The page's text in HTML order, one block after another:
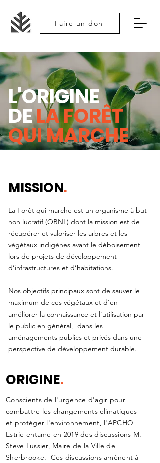
Faire un don
L'ORIGINE
DELA FORÊT
QUI MARCHE
MISSION.
La Forêt qui marche est un organisme à but
non lucratif (OBNL) dont la mission est de
récupérer et valoriser les arbres et les
végétaux indigènes avant le déboisement
lors de projets de développement
d’infrastructures et d’habitations.
Nos objectifs principaux sont de sauver le
maximum de ces végétaux et d’en
améliorer la connaissance et l’utilisation par
le public en général, dans les
aménagements publics et privés dans une
perspective de développement durable.
ORIGINE.
Conscients de l'urgence d'agir pour
combattre les changements climatiques
et protéger l'environnement, l'APCHQ
Estrie entame en 2019 des discussions M.
Steve Lussier, Maire de la Ville de
Sherbrooke. Ces discussions amènent à